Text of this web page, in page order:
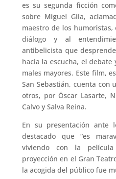
es su segunda ficción
sobre Miguel Gila,
maestro de los
diálogo y al
antibelicista que
hacia la escucha, el
males mayores. Este film,
San Sebastián, cuenta con
otros, por Óscar Lasarte,
Calvo y Salva Reina.
En su presentación ante
destacado que “es
viviendo con la
proyección en el Gran
la acogida del público fue